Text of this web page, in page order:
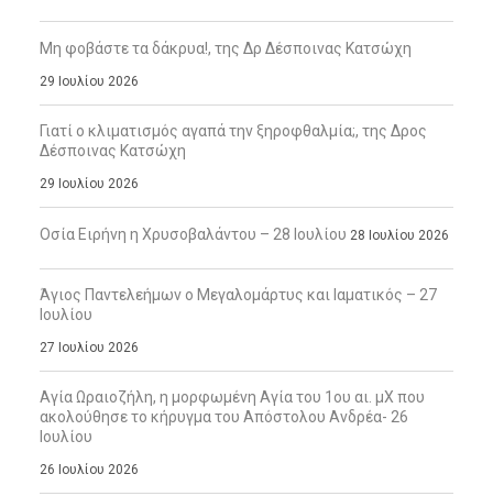
Μη φοβάστε τα δάκρυα!, της Δρ Δέσποινας Κατσώχη
29 Ιουλίου 2026
Γιατί ο κλιματισμός αγαπά την ξηροφθαλμία;, της Δρος
Δέσποινας Κατσώχη
29 Ιουλίου 2026
Οσία Ειρήνη η Χρυσοβαλάντου – 28 Ιουλίου 28 Ιουλίου 2026
Άγιος Παντελεήμων ο Μεγαλομάρτυς και Ιαματικός – 27
Ιουλίου
27 Ιουλίου 2026
Αγία Ωραιοζήλη, η μορφωμένη Αγία του 1ου αι. μΧ που
ακολούθησε το κήρυγμα του Απόστολου Ανδρέα- 26
Ιουλίου
26 Ιουλίου 2026